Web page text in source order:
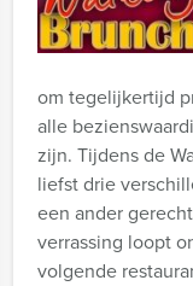
om tegelijkertijd
alle
zijn. Tijdens de
liefst drie
een ander
verrassing loopt
volgende